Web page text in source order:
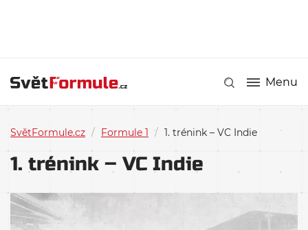
Menu
SvětFormule.cz / Formule 1 / 1. trénink – VC Indie
1. trénink – VC Indie